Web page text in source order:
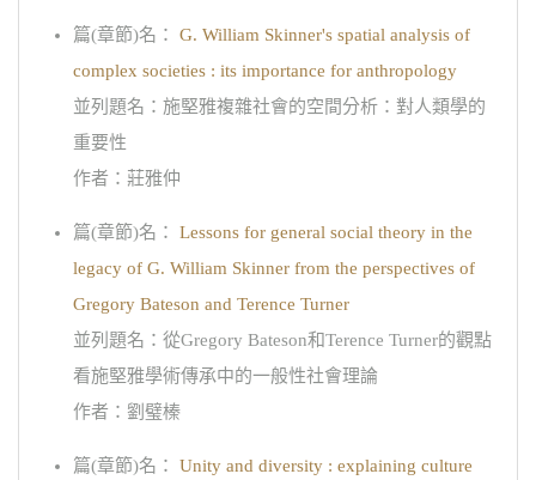
篇(章節)名：
G. William Skinner's spatial analysis of
complex societies : its importance for anthropology
並列題名：施堅雅複雜社會的空間分析：對人類學的
重要性
作者：莊雅仲
篇(章節)名：
Lessons for general social theory in the
legacy of G. William Skinner from the perspectives of
Gregory Bateson and Terence Turner
並列題名：從Gregory Bateson和Terence Turner的觀點
看施堅雅學術傳承中的一般性社會理論
作者：劉璧榛
篇(章節)名：
Unity and diversity : explaining culture